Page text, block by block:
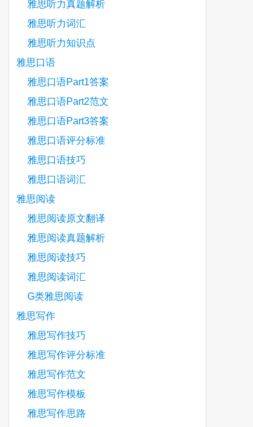
雅思听力真题解析
雅思听力词汇
雅思听力知识点
雅思口语
雅思口语Part1答案
雅思口语Part2范文
雅思口语Part3答案
雅思口语评分标准
雅思口语技巧
雅思口语词汇
雅思阅读
雅思阅读原文翻译
雅思阅读真题解析
雅思阅读技巧
雅思阅读词汇
G类雅思阅读
雅思写作
雅思写作技巧
雅思写作评分标准
雅思写作范文
雅思写作模板
雅思写作思路